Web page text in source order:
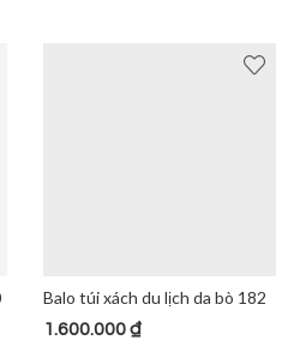
Túi da bò bao tử 918
900.000₫